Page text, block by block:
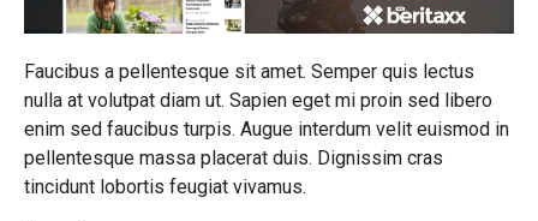
Faucibus a pellentesque sit amet. Semper quis lectus
nulla at volutpat diam ut. Sapien eget mi proin sed libero
enim sed faucibus turpis. Augue interdum velit euismod in
pellentesque massa placerat duis. Dignissim cras
tincidunt lobortis feugiat vivamus.